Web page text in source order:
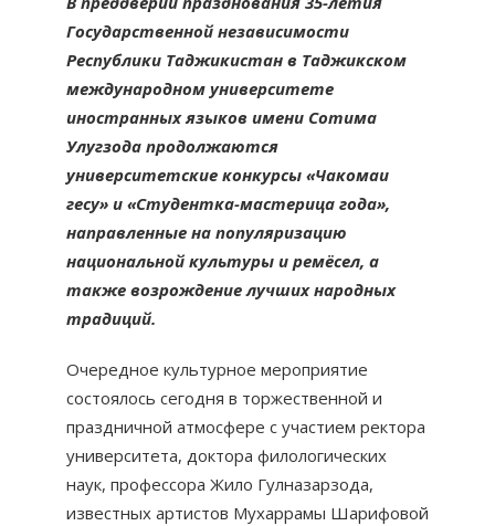
Государственной независимости
Республики Таджикистан в Таджикском
международном университете
иностранных языков имени Сотима
Улугзода продолжаются
университетские конкурсы «Чакомаи
гесу» и «Студентка-мастерица года»,
направленные на популяризацию
национальной культуры и ремёсел, а
также возрождение лучших народных
традиций.
Очередное культурное мероприятие
состоялось сегодня в торжественной и
праздничной атмосфере с участием ректора
университета, доктора филологических
наук, профессора Жило Гулназарзода,
известных артистов Мухаррамы Шарифовой